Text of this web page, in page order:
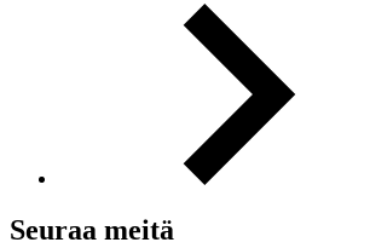
Seuraa meitä